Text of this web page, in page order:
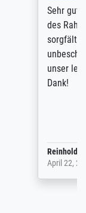
und
es
nicht